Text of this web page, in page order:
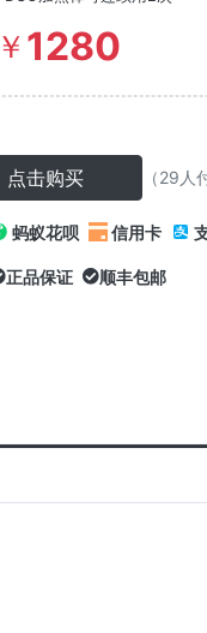
￥ 1280
点击购买 （29人
蚂蚁花呗 信用卡
正品保证 顺丰包邮